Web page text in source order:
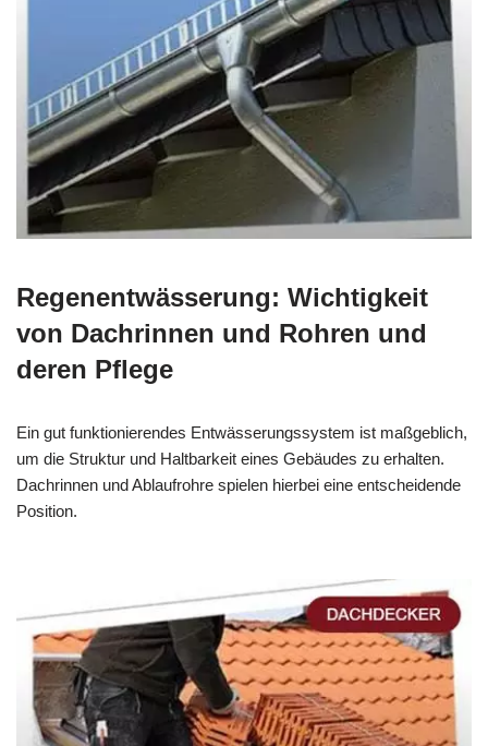
Regenentwässerung: Wichtigkeit
von Dachrinnen und Rohren und
deren Pflege
Ein gut funktionierendes Entwässerungssystem ist maßgeblich,
um die Struktur und Haltbarkeit eines Gebäudes zu erhalten.
Dachrinnen und Ablaufrohre spielen hierbei eine entscheidende
Position.